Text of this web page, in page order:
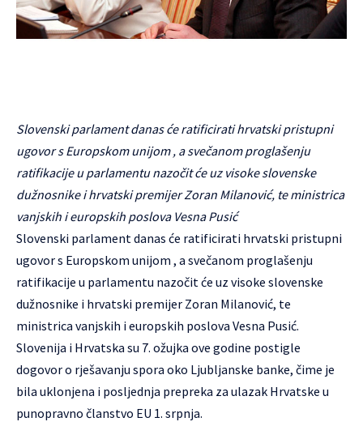
Slovenski parlament danas će ratificirati hrvatski pristupni
ugovor s Europskom unijom , a svečanom proglašenju
ratifikacije u parlamentu nazočit će uz visoke slovenske
dužnosnike i hrvatski premijer Zoran Milanović, te ministrica
vanjskih i europskih poslova Vesna Pusić
Slovenski parlament danas će ratificirati hrvatski pristupni
ugovor s Europskom unijom , a svečanom proglašenju
ratifikacije u parlamentu nazočit će uz visoke slovenske
dužnosnike i hrvatski premijer Zoran Milanović, te
ministrica vanjskih i europskih poslova Vesna Pusić.
Slovenija i Hrvatska su 7. ožujka ove godine postigle
dogovor o rješavanju spora oko Ljubljanske banke, čime je
bila uklonjena i posljednja prepreka za ulazak Hrvatske u
punopravno članstvo EU 1. srpnja.